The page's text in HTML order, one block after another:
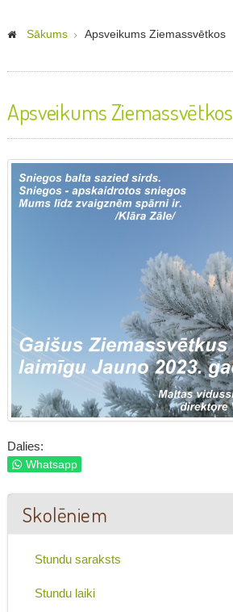
Sākums Apsveikums Ziemassvētkos
Apsveikums Ziemassvētkos
Dalies:
Whatsapp
Skolēniem
Stundu saraksts
Stundu laiki